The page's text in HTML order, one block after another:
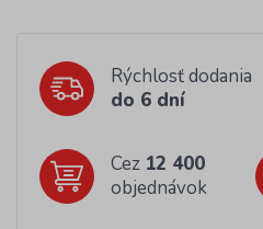
Rýchlosť dodania
do 6 dní
Cez 12 400
objednávok